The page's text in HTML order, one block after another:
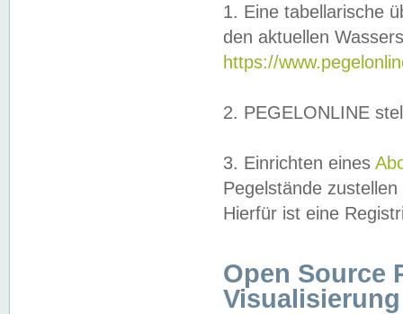
1. Eine tabellarische
den aktuellen
https://
2. PEGELONLINE
3. Einrichten eines
Pegelstände
Hierfür ist eine
Open Source
Visualisierung